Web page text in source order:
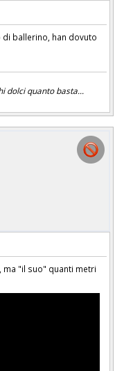
di ballerino, han dovuto
dolci quanto basta...
ma "il suo" quanti metri